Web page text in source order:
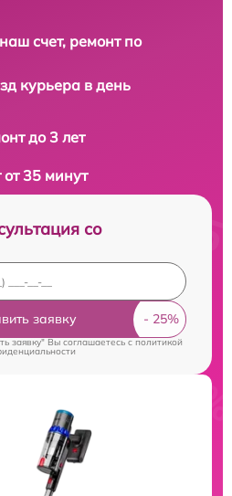
счет, ремонт по
курьера в день
до 3 лет
35 минут
со
заявку
заявку" Вы соглашаетесь cполитикой